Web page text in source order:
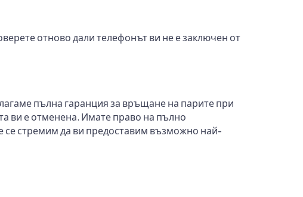
отново дали телефонът ви не е заключен от
пълна гаранция за връщане на парите при
ви е отменена. Имате право на пълно
се стремим да ви предоставим възможно най-